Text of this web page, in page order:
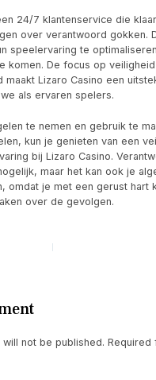
24/7 klantenservice die
over verantwoord gokken.
speelervaring te
komen. De focus op
Lizaro Casino een
als ervaren spelers.
te nemen en gebruik te
kun je genieten van een
bij Lizaro Casino.
maar het kan ook je
omdat je met een gerust hart
over de gevolgen.
not be published. Required